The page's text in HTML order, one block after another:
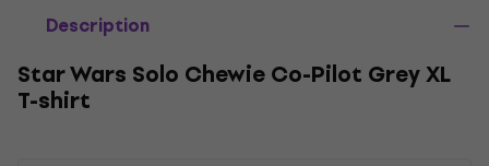
Description
Star Wars Solo Chewie Co-Pilot Grey XL
T-shirt